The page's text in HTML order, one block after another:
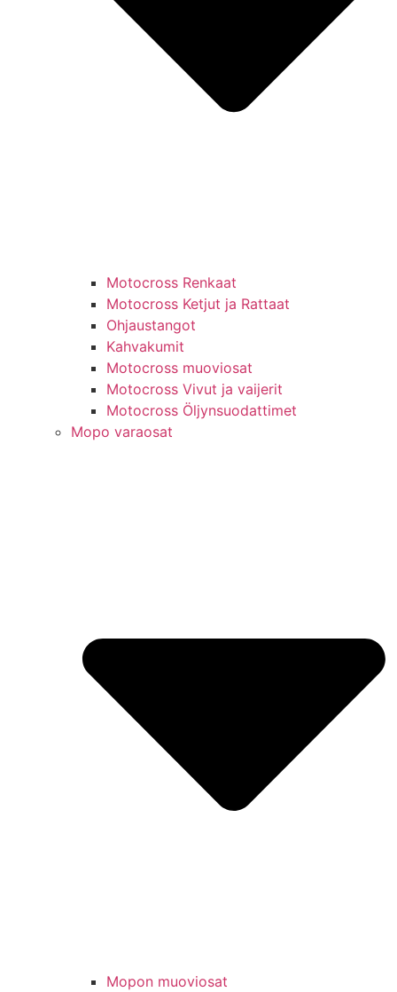
Motocross Renkaat
Motocross Ketjut ja Rattaat
Ohjaustangot
Kahvakumit
Motocross muoviosat
Motocross Vivut ja vaijerit
Motocross Öljynsuodattimet
Mopo varaosat
Mopon muoviosat